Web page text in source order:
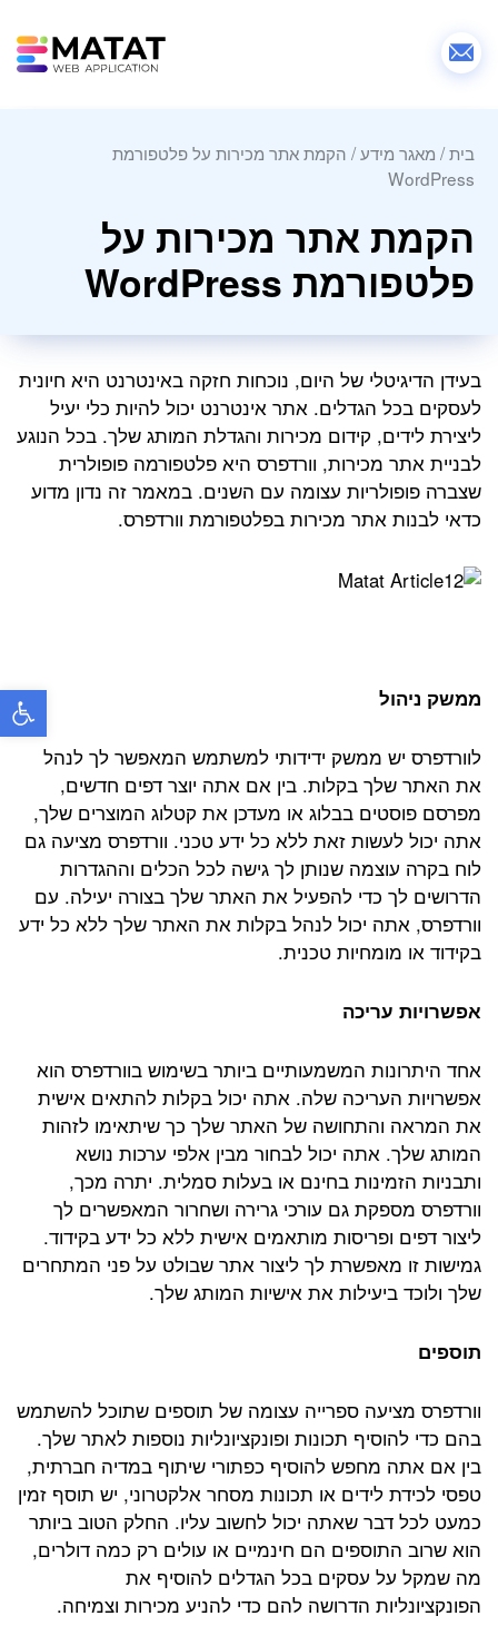
בית/ מאגר מידע/ הקמת אתר מכירות על פלטפורמת
WordPress
הקמת אתר מכירות על
פלטפורמת WordPress
בעידן הדיגיטלי של היום, נוכחות חזקה באינטרנט היא חיונית
לעסקים בכל הגדלים. אתר אינטרנט יכול להיות כלי יעיל
ליצירת לידים, קידום מכירות והגדלת המותג שלך. בכל הנוגע
לבניית אתר מכירות, וורדפרס היא פלטפורמה פופולרית
שצברה פופולריות עצומה עם השנים. במאמר זה נדון מדוע
כדאי לבנות אתר מכירות בפלטפורמת וורדפרס.
ממשק ניהול
לוורדפרס יש ממשק ידידותי למשתמש המאפשר לך לנהל
את האתר שלך בקלות. בין אם אתה יוצר דפים חדשים,
מפרסם פוסטים בבלוג או מעדכן את קטלוג המוצרים שלך,
אתה יכול לעשות זאת ללא כל ידע טכני. וורדפרס מציעה גם
לוח בקרה עוצמה שנותן לך גישה לכל הכלים וההגדרות
הדרושים לך כדי להפעיל את האתר שלך בצורה יעילה. עם
וורדפרס, אתה יכול לנהל בקלות את האתר שלך ללא כל ידע
בקידוד או מומחיות טכנית.
אפשרויות עריכה
אחד היתרונות המשמעותיים ביותר בשימוש בוורדפרס הוא
אפשרויות העריכה שלה. אתה יכול בקלות להתאים אישית
את המראה והתחושה של האתר שלך כך שיתאימו לזהות
המותג שלך. אתה יכול לבחור מבין אלפי ערכות נושא
ותבניות הזמינות בחינם או בעלות סמלית. יתרה מכך,
וורדפרס מספקת גם עורכי גרירה ושחרור המאפשרים לך
ליצור דפים ופריסות מותאמים אישית ללא כל ידע בקידוד.
גמישות זו מאפשרת לך ליצור אתר שבולט על פני המתחרים
שלך ולוכד ביעילות את אישיות המותג שלך.
תוספים
וורדפרס מציעה ספרייה עצומה של תוספים שתוכל להשתמש
בהם כדי להוסיף תכונות ופונקציונליות נוספות לאתר שלך.
בין אם אתה מחפש להוסיף כפתורי שיתוף במדיה חברתית,
טפסי לכידת לידים או תכונות מסחר אלקטרוני, יש תוסף זמין
כמעט לכל דבר שאתה יכול לחשוב עליו. החלק הטוב ביותר
הוא שרוב התוספים הם חינמיים או עולים רק כמה דולרים,
מה שמקל על עסקים בכל הגדלים להוסיף את
הפונקציונליות הדרושה להם כדי להניע מכירות וצמיחה.